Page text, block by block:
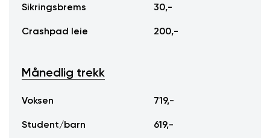
Sikringsbrems
Crashpad leie
30,-
200,-
Månedlig trekk
Voksen
Student/barn
719,-
619,-